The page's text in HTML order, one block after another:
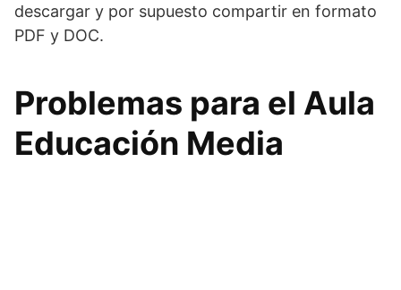
descargar y por supuesto compartir en formato
PDF y DOC.
Problemas para el Aula
Educación Media